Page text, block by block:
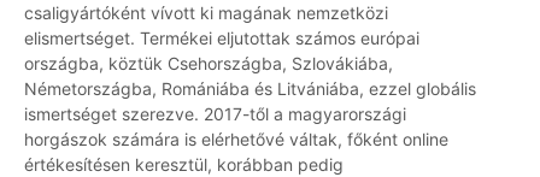
csaligyártóként vívott ki magának nemzetközi
elismertséget. Termékei eljutottak számos európai
országba, köztük Csehországba, Szlovákiába,
Németországba, Romániába és Litvániába, ezzel globális
ismertséget szerezve. 2017-től a magyarországi
horgászok számára is elérhetővé váltak, főként online
értékesítésen keresztül, korábban pedig